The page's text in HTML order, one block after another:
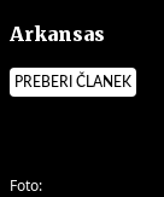
Arkansas
PREBERI ČLANEK
Foto: